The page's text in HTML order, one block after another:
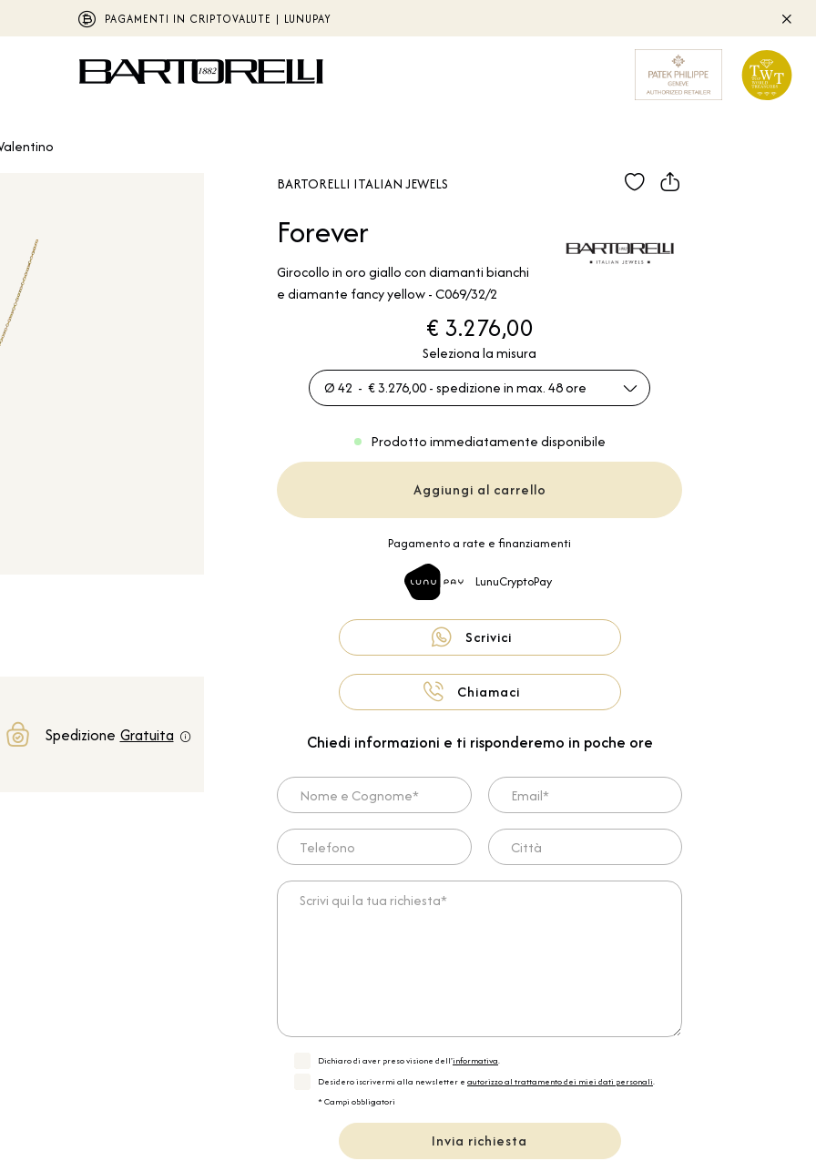
PAGAMENTI IN CRIPTOVALUTE | LUNUPAY
Spedizione Gratuita
BARTORELLI ITALIAN JEWELS
Forever
Girocollo in oro giallo con diamanti bianchi
e diamante fancy yellow - C069/32/2
€ 3.276,00
Seleziona la misura
Ø 42 - € 3.276,00 - spedizione in max. 48 ore
Prodotto immediatamente disponibile
Aggiungi al carrello
Pagamento a rate e finanziamenti
LunuCryptoPay
Scrivici
Chiamaci
Chiedi informazioni e ti risponderemo in poche ore
Nome e Cognome* Email*
Telefono Città
Scrivi qui la tua richiesta*
Dichiaro di aver preso visione dell'informativa.
Desidero iscrivermi alla newsletter e autorizzo al trattamento dei miei dati personali.
* Campi obbligatori
Invia richiesta